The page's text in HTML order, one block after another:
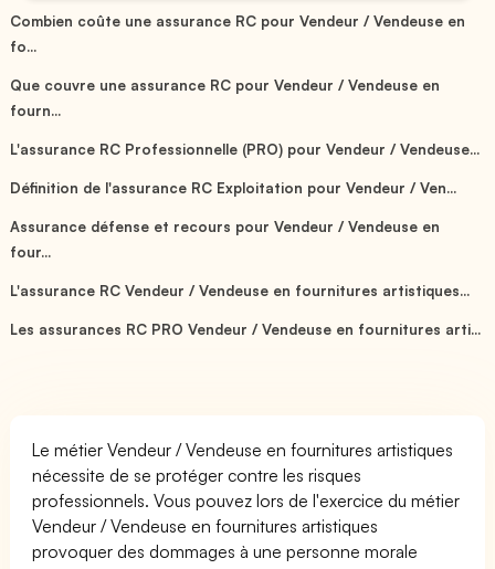
Combien coûte une assurance RC pour Vendeur / Vendeuse en
fo...
Que couvre une assurance RC pour Vendeur / Vendeuse en
fourn...
L'assurance RC Professionnelle (PRO) pour Vendeur / Vendeuse...
Définition de l'assurance RC Exploitation pour Vendeur / Ven...
Assurance défense et recours pour Vendeur / Vendeuse en
four...
L'assurance RC Vendeur / Vendeuse en fournitures artistiques...
Les assurances RC PRO Vendeur / Vendeuse en fournitures arti...
Le métier Vendeur / Vendeuse en fournitures artistiques
nécessite de se protéger contre les risques
professionnels. Vous pouvez lors de l'exercice du métier
Vendeur / Vendeuse en fournitures artistiques
provoquer des dommages à une personne morale